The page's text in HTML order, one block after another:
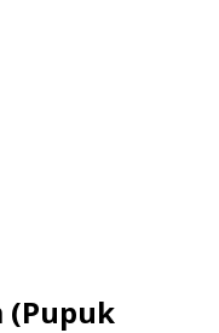
(Pupuk